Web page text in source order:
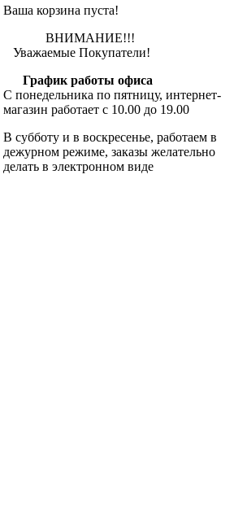
Ваша корзина пуста!
ВНИМАНИЕ!!!
Уважаемые Покупатели!
График работы офиса
С понедельника по пятницу, интернет-
магазин работает с 10.00 до 19.00
В субботу и в воскресенье, работаем в
дежурном режиме, заказы желательно
делать в электронном виде